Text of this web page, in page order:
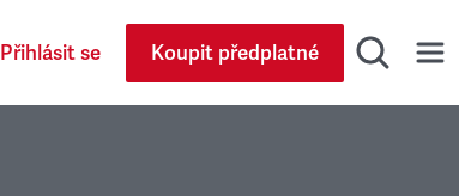
Přihlásit se Koupit předplatné